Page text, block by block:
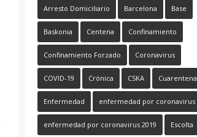
Arresto Domiciliario Barcelona Base
Baskonia Centena Confinamiento
Confinamiento Forzado Coronavirus
COVID-19 Crónica CSKA Cuarentena
Enfermedad enfermedad por coronavirus
enfermedad por coronavirus 2019 Escolta